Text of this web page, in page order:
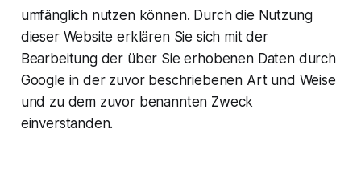
umfänglich nutzen können. Durch die Nutzung
dieser Website erklären Sie sich mit der
Bearbeitung der über Sie erhobenen Daten durch
Google in der zuvor beschriebenen Art und Weise
und zu dem zuvor benannten Zweck
einverstanden.